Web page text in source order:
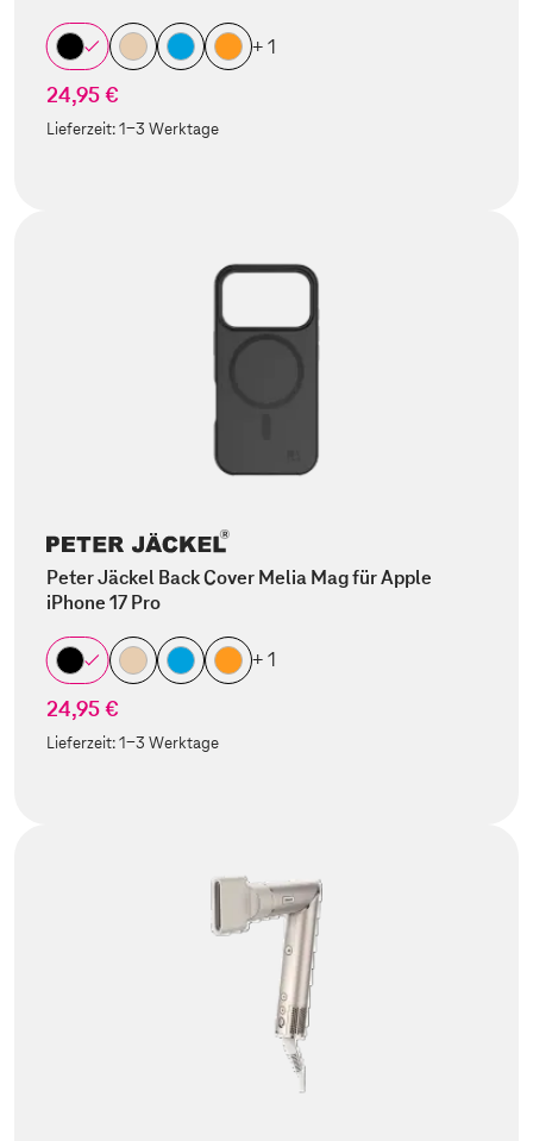
+ 1
24,95 €
Lieferzeit:1-3 Werktage
Peter Jäckel Back Cover Melia Mag für Apple
iPhone 17 Pro
+ 1
24,95 €
Lieferzeit:1-3 Werktage